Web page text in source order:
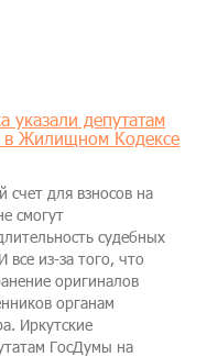
указали депутатам
в Жилищном Кодексе
счет для взносов на
смогут
судебных
из-за того, что
оригиналов
органам
Иркутские
ГосДумы на